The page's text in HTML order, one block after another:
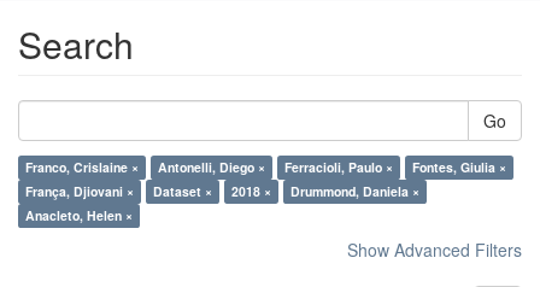
Search
Go
Franco, Crislaine × Antonelli, Diego × Ferracioli, Paulo ×
Fontes, Giulia ×
França, Djiovani ×
Dataset × 2018 ×
Drummond, Daniela ×
Anacleto, Helen ×
Show Advanced Filters